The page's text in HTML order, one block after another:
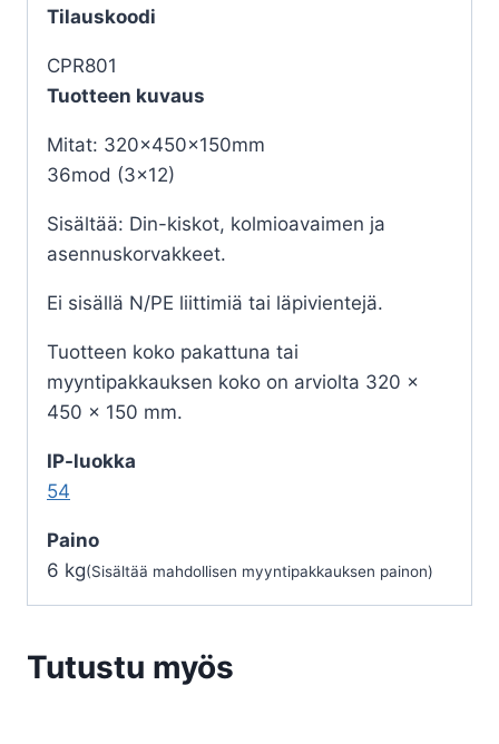
Tilauskoodi
CPR801
Tuotteen kuvaus
Mitat: 320x450x150mm
36mod (3×12)
Sisältää: Din-kiskot, kolmioavaimen ja
asennuskorvakkeet.
Ei sisällä N/PE liittimiä tai läpivientejä.
Tuotteen koko pakattuna tai
myyntipakkauksen koko on arviolta 320 x
450 x 150 mm.
IP-luokka
54
Paino
6 kg(Sisältää mahdollisen myyntipakkauksen painon)
Tutustu myös